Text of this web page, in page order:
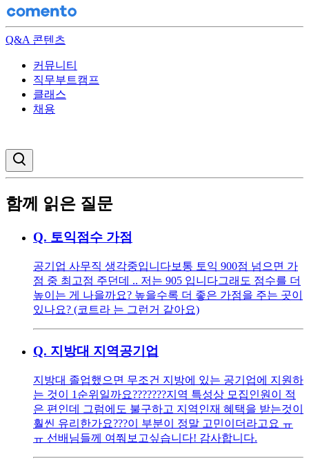
Q&A 콘텐츠
커뮤니티
직무부트캠프
클래스
채용
함께 읽은 질문
Q. 토익점수 가점
공기업 사무직 생각중입니다 ​ 보통 토익 900점 넘으면 가
점 중 최고점 주던데 .. 저는 905 입니다 ​ 그래도 점수를 더
높이는 게 나을까요? ​ 높을수록 더 좋은 가점을 주는 곳이
있나요? (코트라 는 그런거 같아요)
Q. 지방대 지역공기업
지방대 졸업했으면 무조건 지방에 있는 공기업에 지원하
는 것이 1순위일까요??????? ​ ​ 지역 특성상 모집인원이 적
은 편인데 그럼에도 불구하고 지역인재 혜택을 받는것이
훨씬 유리한가요??? ​ 이 부분이 정말 고민이더라고요 ㅠ
ㅠ 선배님들께 여쭤보고싶습니다! 감사합니다.